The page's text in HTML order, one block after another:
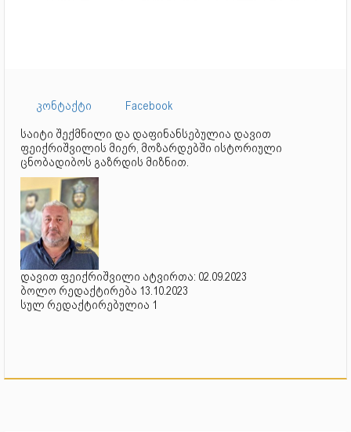
კონტაქტი
Facebook
საიტი შექმნილი და დაფინანსებულია დავით
ფეიქრიშვილის მიერ, მოზარდებში ისტორიული
ცნობადიბოს გაზრდის მიზნით.
დავით ფეიქრიშვილი ატვირთა: 02.09.2023
ბოლო რედაქტირება 13.10.2023
სულ რედაქტირებულია 1